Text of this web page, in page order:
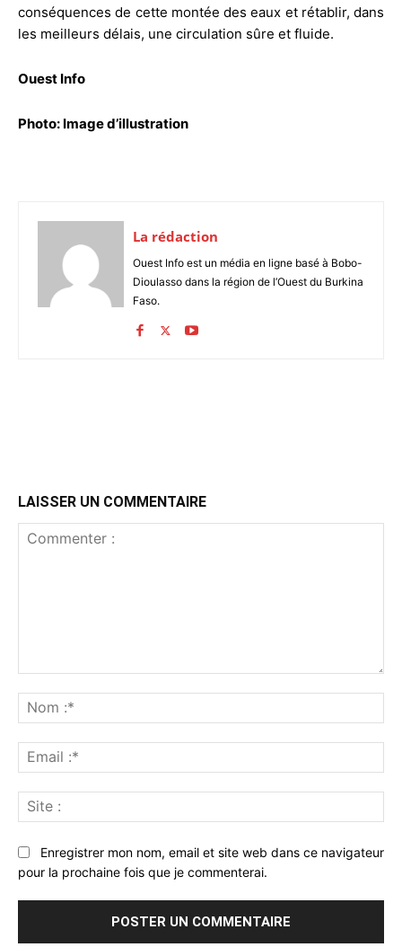
conséquences de cette montée des eaux et rétablir, dans
les meilleurs délais, une circulation sûre et fluide.
Ouest Info
Photo: Image d’illustration
La rédaction
Ouest Info est un média en ligne basé à Bobo-
Dioulasso dans la région de l’Ouest du Burkina
Faso.
LAISSER UN COMMENTAIRE
:*
:*
:
Enregistrer mon nom, email et site web dans ce navigateur
pour la prochaine fois que je commenterai.